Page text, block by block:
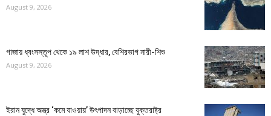
August 9, 2026
গাজায় ধ্বংসস্তূপ থেকে ১৯ লাশ উদ্ধার, বেশিরভাগ নারী-শিশু
August 9, 2026
ইরান যুদ্ধে অস্ত্র ‘কমে যাওয়ায়’ উৎপাদন বাড়াচ্ছে যুক্তরাষ্ট্র